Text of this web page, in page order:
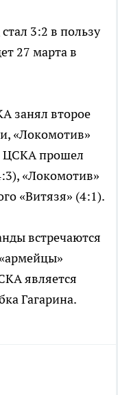
3:2 в пользу
27 марта в
занял второе
«Локомотив»
ЦСКА прошел
«Локомотив»
«Витязя» (4:1).
встречаются
является
Гагарина.